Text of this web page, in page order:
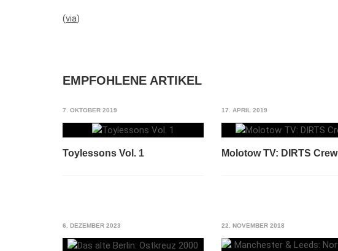
(via)
EMPFOHLENE ARTIKEL
7. OKTOBER 2019
Toylessons Vol. 1
17. APRIL 2019
Molotow TV: DIRTS Crew
6. DEZEMBER 2023 22. NOVEMBER 2018